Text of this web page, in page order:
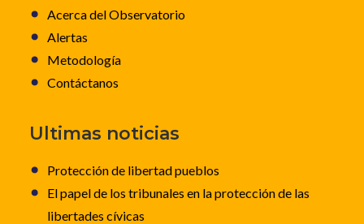
Acerca del Observatorio
Alertas
Metodología
Contáctanos
Ultimas noticias
Protección de libertad pueblos
El papel de los tribunales en la protección de las
libertades cívicas